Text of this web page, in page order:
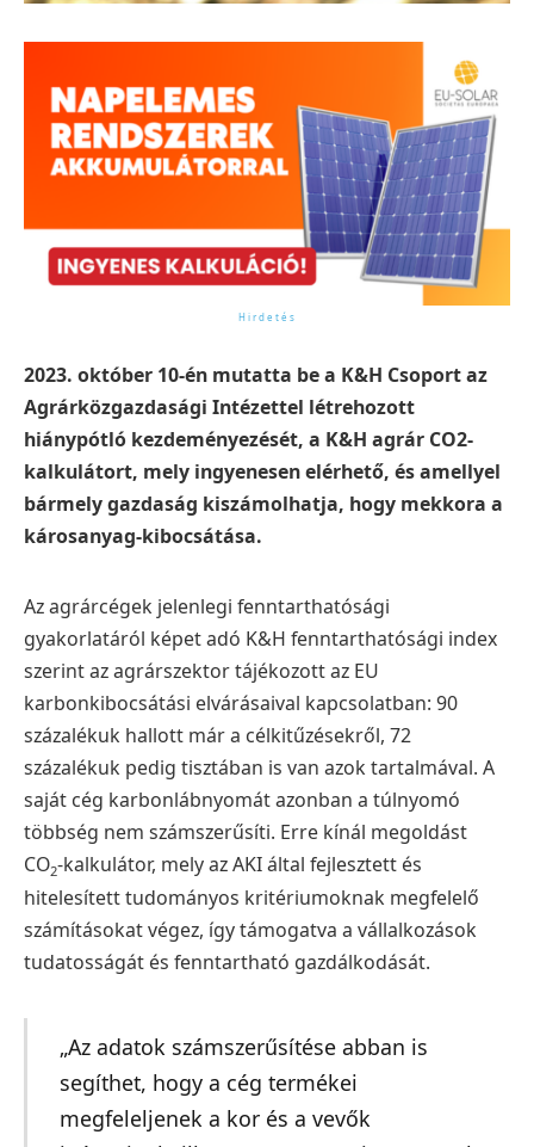
2023. október 10-én mutatta be a K&H Csoport az
Agrárközgazdasági Intézettel létrehozott
hiánypótló kezdeményezését, a K&H agrár CO2-
kalkulátort, mely ingyenesen elérhető, és amellyel
bármely gazdaság kiszámolhatja, hogy mekkora a
károsanyag-kibocsátása.
Az agrárcégek jelenlegi fenntarthatósági
gyakorlatáról képet adó K&H fenntarthatósági index
szerint az agrárszektor tájékozott az EU
karbonkibocsátási elvárásaival kapcsolatban: 90
százalékuk hallott már a célkitűzésekről, 72
százalékuk pedig tisztában is van azok tartalmával. A
saját cég karbonlábnyomát azonban a túlnyomó
többség nem számszerűsíti. Erre kínál megoldást
CO2-kalkulátor, mely az AKI által fejlesztett és
hitelesített tudományos kritériumoknak megfelelő
számításokat végez, így támogatva a vállalkozások
tudatosságát és fenntartható gazdálkodását.
„Az adatok számszerűsítése abban is
segíthet, hogy a cég termékei
megfeleljenek a kor és a vevők